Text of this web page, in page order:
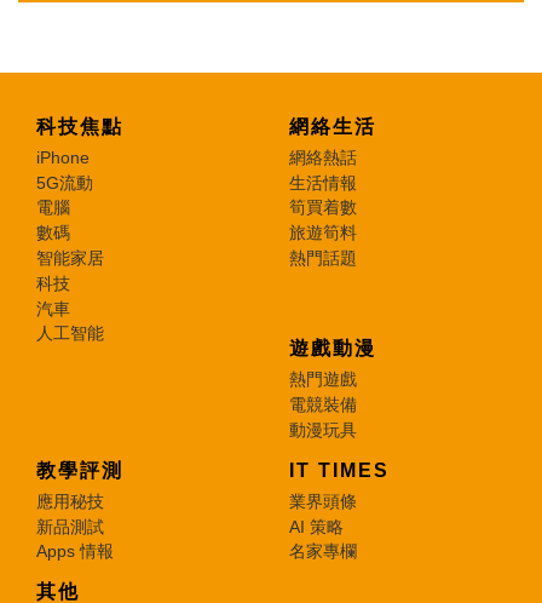
科技焦點
iPhone
5G流動
電腦
數碼
智能家居
科技
汽車
人工智能
網絡生活
網絡熱話
生活情報
筍買着數
旅遊筍料
熱門話題
遊戲動漫
熱門遊戲
電競裝備
動漫玩具
教學評測
應用秘技
新品測試
Apps 情報
IT TIMES
業界頭條
AI 策略
名家專欄
其他